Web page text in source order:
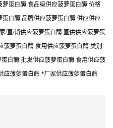
蛋白酶 食品级供应菠萝蛋白酶 价格
白酶 品牌供应菠萝蛋白酶 供应供应
/直/销供应菠萝蛋白酶 直供供应菠萝蛋
菠萝蛋白酶 食用供应菠萝蛋白酶 类别
白酶 批发供应菠萝蛋白酶 食用供应菠
应菠萝蛋白酶 *厂家供应菠萝蛋白酶